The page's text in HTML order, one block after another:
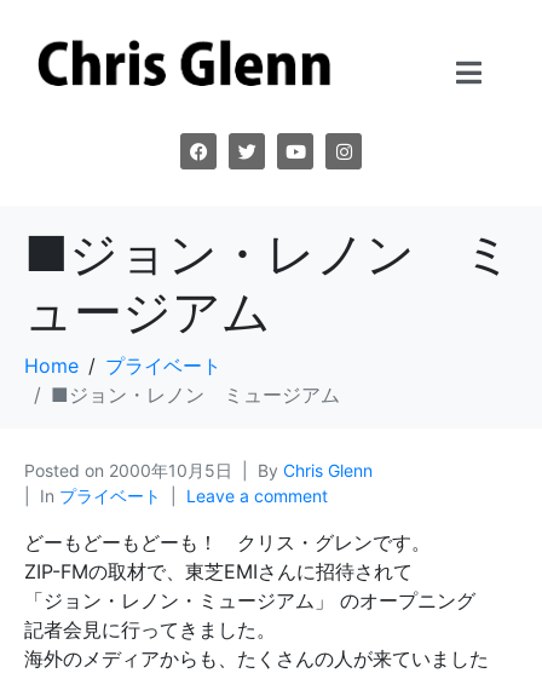
■ジョン・レノン ミ
ュージアム
Home
プライベート
■ジョン・レノン ミュージアム
Posted on 2000年10月5日 By Chris Glenn
In プライベート Leave a comment
どーもどーもどーも！ クリス・グレンです。
ZIP-FMの取材で、東芝EMIさんに招待されて
「ジョン・レノン・ミュージアム」 のオープニング
記者会見に行ってきました。
海外のメディアからも、たくさんの人が来ていました